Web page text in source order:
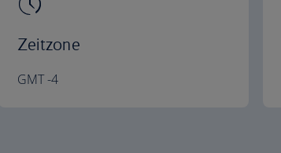
Zeitzone
GMT -4